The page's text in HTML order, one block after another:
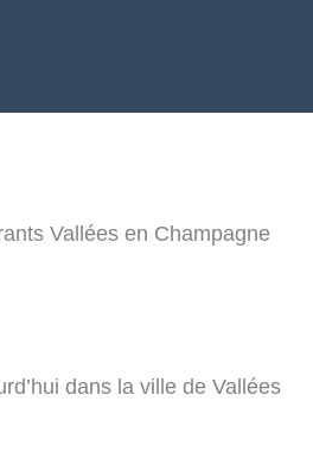
Vallées en Champagne
dans la ville de Vallées